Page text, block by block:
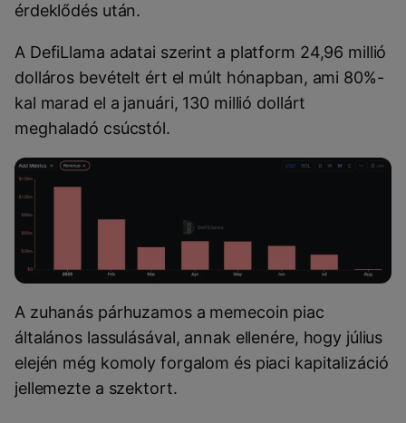
érdeklődés után.
A DefiLlama adatai szerint a platform 24,96 millió
dolláros bevételt ért el múlt hónapban, ami 80%-
kal marad el a januári, 130 millió dollárt
meghaladó csúcstól.
A zuhanás párhuzamos a memecoin piac
általános lassulásával, annak ellenére, hogy július
elején még komoly forgalom és piaci kapitalizáció
jellemezte a szektort.